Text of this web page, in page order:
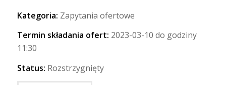
Kategoria: Zapytania ofertowe
Termin składania ofert: 2023-03-10 do godziny
11:30
Status: Rozstrzygnięty